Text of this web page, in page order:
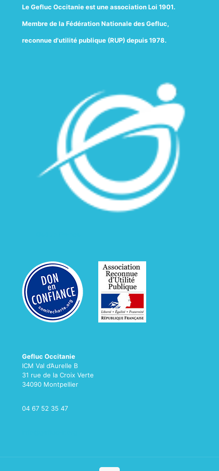
Le Gefluc Occitanie est une association Loi 1901.
Membre de la Fédération Nationale des Gefluc,
reconnue d'utilité publique (RUP) depuis 1978.
Gefluc Occitanie
ICM Val d’Aurelle B
31 rue de la Croix Verte
34090 Montpellier
04 67 52 35 47